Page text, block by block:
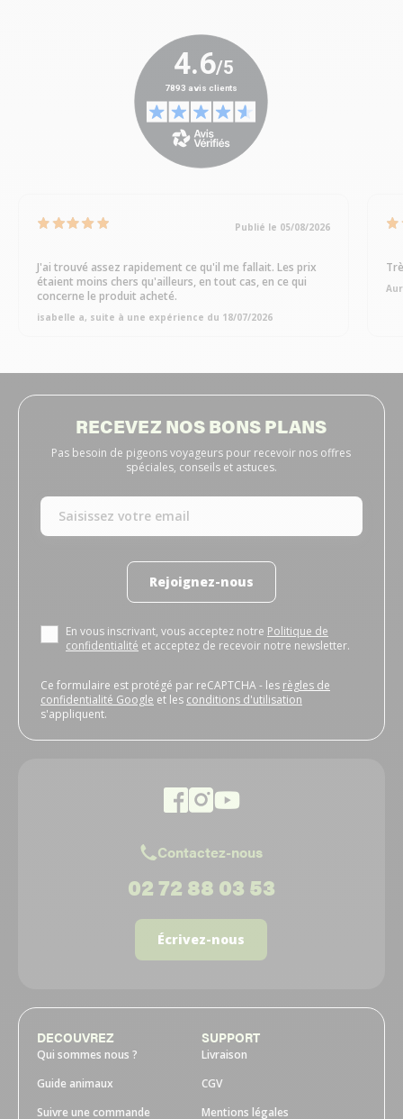
Publié le 05/08/2026
J'ai trouvé assez rapidement ce qu'il me fallait. Les prix
étaient moins chers qu'ailleurs, en tout cas, en ce qui
concerne le produit acheté.
isabelle a, suite à une expérience du 18/07/2026
RECEVEZ NOS BONS PLANS
Pas besoin de pigeons voyageurs pour recevoir nos offres
spéciales, conseils et astuces.
Rejoignez-nous
En vous inscrivant, vous acceptez notre Politique de
confidentialité et acceptez de recevoir notre newsletter.
Ce formulaire est protégé par reCAPTCHA - les règles de
confidentialité Google et les conditions d'utilisation
s'appliquent.
Contactez-nous
02 72 88 03 53
Écrivez-nous
DECOUVREZ
Qui sommes nous ?
Guide animaux
Suivre une commande
SUPPORT
Livraison
CGV
Mentions légales